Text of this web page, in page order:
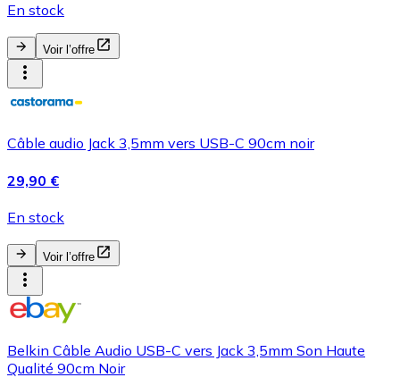
En stock
Voir l’offre
Câble audio Jack 3,5mm vers USB-C 90cm noir
29,90 €
En stock
Voir l’offre
Belkin Câble Audio USB-C vers Jack 3,5mm Son Haute
Qualité 90cm Noir